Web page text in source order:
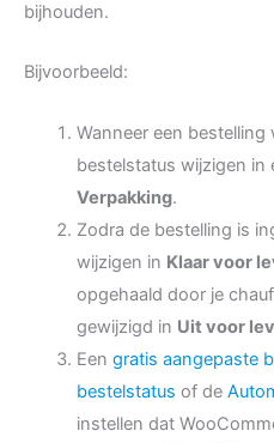
bijhouden.
Bijvoorbeeld:
Wanneer een
bestelstatus wijzigen in
Verpakking.
Zodra de bestelling is
wijzigen in Klaar voor
opgehaald door je
gewijzigd in Uit voor
Een gratis aangepaste
bestelstatus of de
instellen dat